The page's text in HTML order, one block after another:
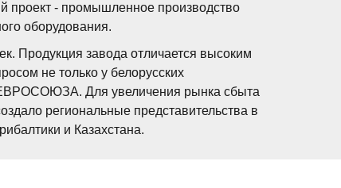
- промышленное производство
оборудования.
Продукция завода отличается высоким
не только у белорусских
ЕВРОСОЮЗА. Для увеличения рынка сбыта
региональные представительства в
и Казахстана.